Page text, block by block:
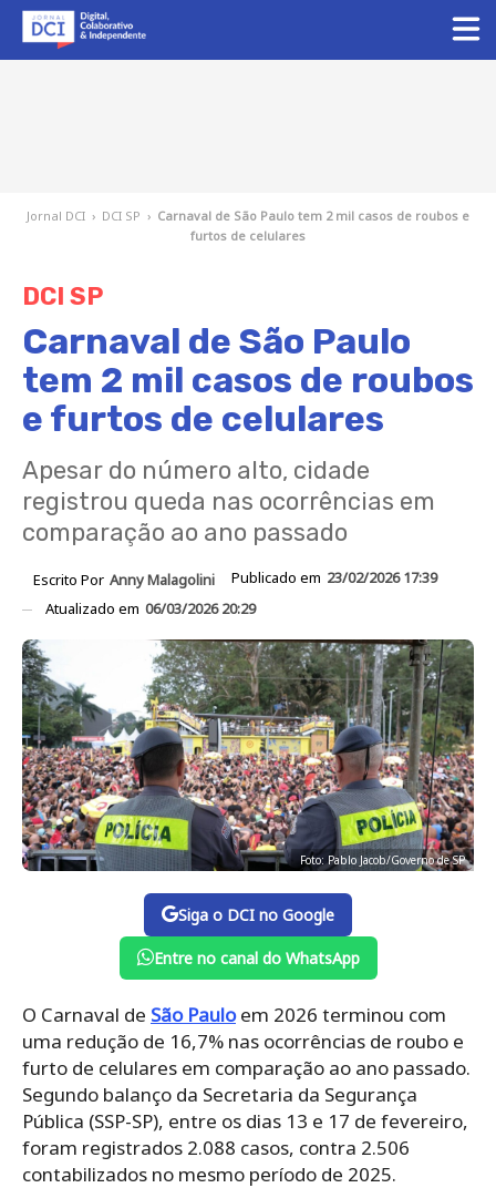
Jornal DCI › DCI SP › Carnaval de São Paulo tem 2 mil casos de roubos e
furtos de celulares
DCI SP
Carnaval de São Paulo
tem 2 mil casos de roubos
e furtos de celulares
Apesar do número alto, cidade
registrou queda nas ocorrências em
comparação ao ano passado
Escrito Por Anny Malagolini Publicado em 23/02/2026 17:39
Atualizado em 06/03/2026 20:29
Foto: Pablo Jacob/Governo de SP
Siga o DCI no Google
Entre no canal do WhatsApp
O Carnaval de São Pauloem 2026 terminou com
uma redução de 16,7% nas ocorrências de roubo e
furto de celulares em comparação ao ano passado.
Segundo balanço da Secretaria da Segurança
Pública (SSP-SP), entre os dias 13 e 17 de fevereiro,
foram registrados 2.088 casos, contra 2.506
contabilizados no mesmo período de 2025.